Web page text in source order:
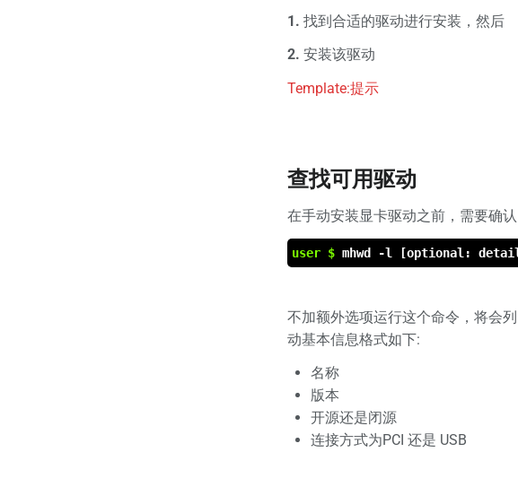
1. 找到合适的驱动进行安装，然后
2. 安装该驱动
Template:提示
查找可用驱动
在手动安装显卡驱动之前，需要确
user $ mhwd -l [optional:
不加额外选项运行这个命令，将会
动基本信息格式如下:
名称
版本
开源还是闭源
连接方式为PCI 还是 USB